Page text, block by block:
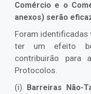
Comércio e o
anexos) serão
Foram identificadas
ter um efeito
contribuirão para
Protocolos.
(i) Barreiras Não-